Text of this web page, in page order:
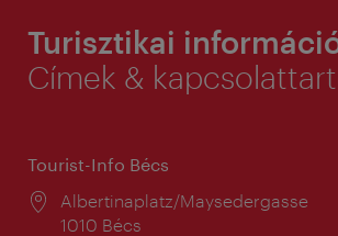
Turisztikai
Címek &
Tourist-Info Bécs
Helyszín:
Albertinaplatz/Maysedergasse
1010 Bécs